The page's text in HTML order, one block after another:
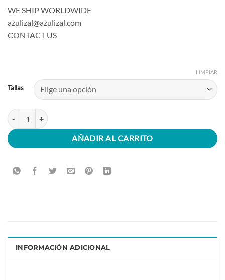
WE SHIP WORLDWIDE
azulizal@azulizal.com
CONTACT US
Tallas
LIMPIAR
LEBREL: Pantalón corto de cuadros azules cantidad
AÑADIR AL CARRITO
INFORMACIÓN ADICIONAL